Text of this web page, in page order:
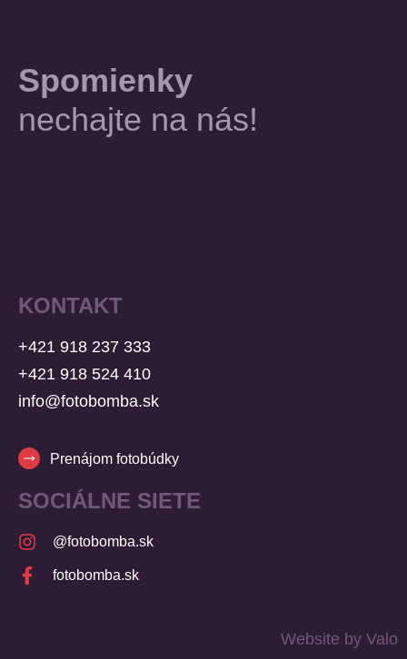
Spomienky
nechajte na nás!
KONTAKT
+421 918 237 333
+421 918 524 410
info@fotobomba.sk
Prenájom fotobúdky
SOCIÁLNE SIETE
@fotobomba.sk
fotobomba.sk
Website by Valo